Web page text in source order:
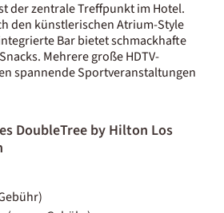
der zentrale Treffpunkt im Hotel.
den künstlerischen Atrium-Style
Bar bietet schmackhafte
Mehrere große HDTV-
spannende Sportveranstaltungen
DoubleTree by Hilton Los